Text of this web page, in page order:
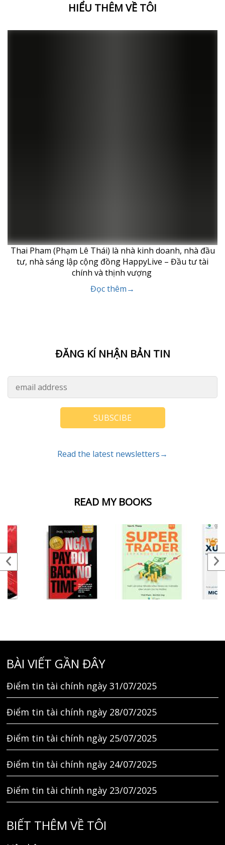
READ MY BOOKS
HIỂU THÊM VỀ TÔI
Thai Pham (Phạm Lê Thái) là nhà kinh doanh, nhà đầu
tư, nhà sáng lập cộng đồng HappyLive – Đầu tư tài
chính và thịnh vượng
Đọc thêm→
ĐĂNG KÍ NHẬN BẢN TIN
SUBSCIBE
Read the latest newsletters→
BÀI VIẾT GẦN ĐÂY
Điểm tin tài chính ngày 31/07/2025
Điểm tin tài chính ngày 28/07/2025
Điểm tin tài chính ngày 25/07/2025
Điểm tin tài chính ngày 24/07/2025
Điểm tin tài chính ngày 23/07/2025
BIẾT THÊM VỀ TÔI